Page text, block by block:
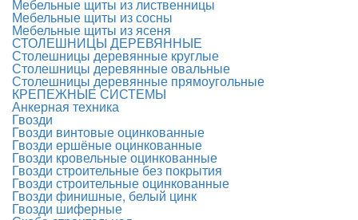
Мебельные щиты из лиственницы
Мебельные щиты из сосны
Мебельные щиты из ясеня
СТОЛЕШНИЦЫ ДЕРЕВЯННЫЕ
Столешницы деревянные круглые
Столешницы деревянные овальные
Столешницы деревянные прямоугольные
КРЕПЕЖНЫЕ СИСТЕМЫ
Анкерная техника
Гвозди
Гвозди винтовые оцинкованные
Гвозди ершёные оцинкованные
Гвозди кровельные оцинкованные
Гвозди строительные без покрытия
Гвозди строительные оцинкованные
Гвозди финишные, белый цинк
Гвозди шиферные